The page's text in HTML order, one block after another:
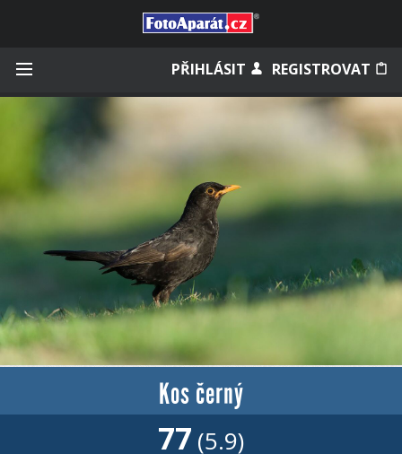
PŘIHLÁSIT REGISTROVAT
Zapamatovat
Zapomněli jste heslo?
Měli jste účet na starém webu?
Kos černý
77 (5.9)